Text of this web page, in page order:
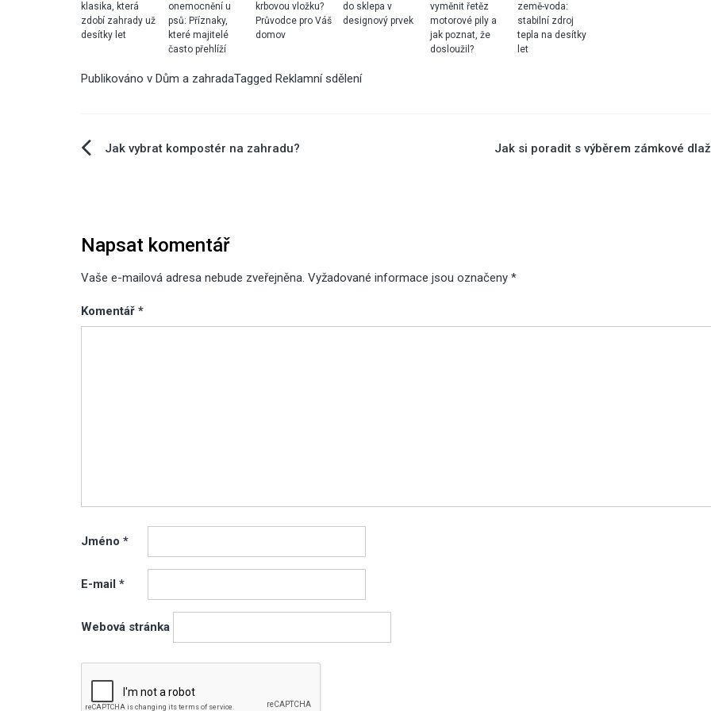
klasika, která
zdobí zahrady už
desítky let
onemocnění u
psů: Příznaky,
které majitelé
často přehlíží
krbovou vložku?
Průvodce pro Váš
domov
do sklepa v
designový prvek
vyměnit řetěz
motorové pily a
jak poznat, že
dosloužil?
země-voda:
stabilní zdroj
tepla na desítky
let
Publikováno v Dům a zahradaTagged Reklamní sdělení
Navigace
Jak vybrat kompostér na zahradu? Jak si poradit s výběrem zámkové
Napsat komentář
Vaše e-mailová adresa nebude zveřejněna. Vyžadované informace jsou označeny *
Komentář *
Jméno *
E-mail *
Webová stránka